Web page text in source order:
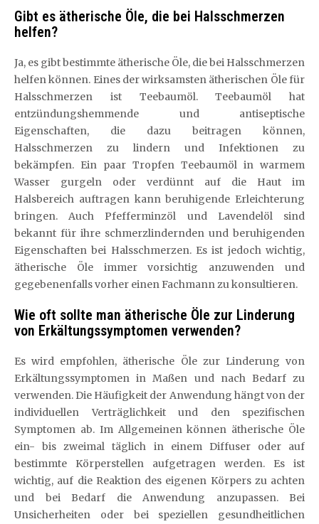
Gibt es ätherische Öle, die bei Halsschmerzen
helfen?
Ja, es gibt bestimmte ätherische Öle, die bei Halsschmerzen
helfen können. Eines der wirksamsten ätherischen Öle für
Halsschmerzen ist Teebaumöl. Teebaumöl hat
entzündungshemmende und antiseptische
Eigenschaften, die dazu beitragen können,
Halsschmerzen zu lindern und Infektionen zu
bekämpfen. Ein paar Tropfen Teebaumöl in warmem
Wasser gurgeln oder verdünnt auf die Haut im
Halsbereich auftragen kann beruhigende Erleichterung
bringen. Auch Pfefferminzöl und Lavendelöl sind
bekannt für ihre schmerzlindernden und beruhigenden
Eigenschaften bei Halsschmerzen. Es ist jedoch wichtig,
ätherische Öle immer vorsichtig anzuwenden und
gegebenenfalls vorher einen Fachmann zu konsultieren.
Wie oft sollte man ätherische Öle zur Linderung
von Erkältungssymptomen verwenden?
Es wird empfohlen, ätherische Öle zur Linderung von
Erkältungssymptomen in Maßen und nach Bedarf zu
verwenden. Die Häufigkeit der Anwendung hängt von der
individuellen Verträglichkeit und den spezifischen
Symptomen ab. Im Allgemeinen können ätherische Öle
ein- bis zweimal täglich in einem Diffuser oder auf
bestimmte Körperstellen aufgetragen werden. Es ist
wichtig, auf die Reaktion des eigenen Körpers zu achten
und bei Bedarf die Anwendung anzupassen. Bei
Unsicherheiten oder bei speziellen gesundheitlichen